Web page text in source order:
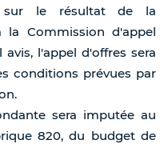
sur le résultat de la
la Commission d'appel
l'appel d'offres sera
conditions prévues par
sera imputée au
820, du budget de